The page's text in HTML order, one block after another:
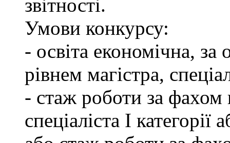
звітності.
Умови конкурсу:
- освіта економічна, за
рівнем магістра,
- стаж роботи за фахом
спеціаліста І